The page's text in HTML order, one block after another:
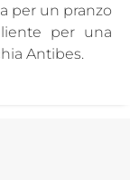
per un pranzo
per una
Antibes.